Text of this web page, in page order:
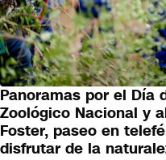
Panoramas por el Día
Zoológico Nacional y
Foster, paseo en
disfrutar de la